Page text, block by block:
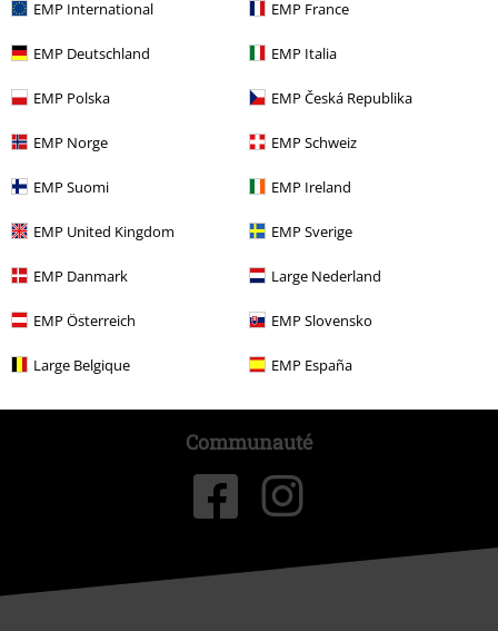
EMP International EMP France
EMP Deutschland EMP Italia
EMP Polska EMP Česká Republika
EMP Norge EMP Schweiz
EMP Suomi EMP Ireland
EMP United Kingdom EMP Sverige
EMP Danmark Large Nederland
EMP Österreich EMP Slovensko
Large Belgique EMP España
EMP Backstage Club
Réseau d'Affiliation
Durabilité
Communauté